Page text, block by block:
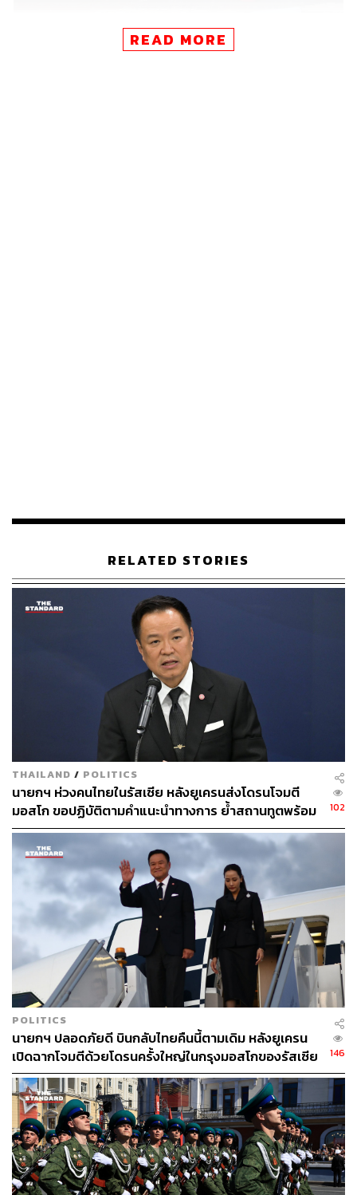
ทีมงานจึงตัดสินใจออกเดินทางสู่ Izmaylovskiy ตลาดจตุจักร
เราเดินผ่านขอบประตูเข้าไปด้านในและพบกับของฝากที่ขึ้น
ชื่อหลายอย่างภายในตลาดเก่าแก่แห่งนี้ ตั้งแต่เสื้อผ้า อาหาร
รองเท้า ของชำร่วยต่างๆ และแน่นอน สินค้าขึ้นชื่อที่สุดของ
รัสเซีย ตุ๊กตาแม่ลูกดก ที่มีตั้งแต่ลูก 3 คน 5 คน 7 คน 9 คน 11
คน 15 คน ซึ่งแน่นอนว่า 15 คนนั้น ตัวสุดท้ายมีขนาดที่เล็ก
จนแทบจะมองไม่เห็นอีกแล้ว
โดยราคามีตั้งแต่ตัวละ 500-6,000 รูเบิล (250-3,000 บาท)
โดยมีการตกแต่งลวดลายทั้งแบบดั้งเดิมหรือลายผู้นำประเทศ
ต่างๆ และการตกแต่งให้เข้ากับเทศกาลฟุตบอลโลกด้วย
การนำนักเตะทีมชาติต่างๆ มาวาดบนตุ๊กตาแม่ลูกดกอีกด้วย
READ MORE
RELATED STORIES
THAILAND / POLITICS
นายกฯ ห่วงคนไทยในรัสเซีย หลังยูเครนส่งโดรนโจมตี
มอสโก ขอปฏิบัติตามคำแนะนำทางการ ย้ำสถานทูตพร้อม
ช่วยเหลือ
102
POLITICS
นายกฯ ปลอดภัยดี บินกลับไทยคืนนี้ตามเดิม หลังยูเครน
เปิดฉากโจมตีด้วยโดรนครั้งใหญ่ในกรุงมอสโกของรัสเซีย
146